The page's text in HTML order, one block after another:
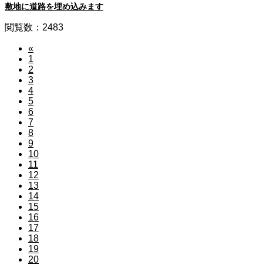
敷地に道路を埋め込みます
閲覧数：2483
«
1
2
3
4
5
6
7
8
9
10
11
12
13
14
15
16
17
18
19
20